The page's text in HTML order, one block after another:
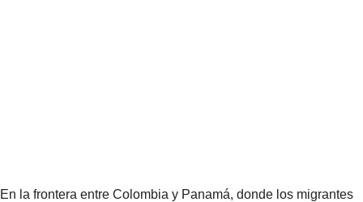
En la frontera entre Colombia y Panamá, donde los migrantes